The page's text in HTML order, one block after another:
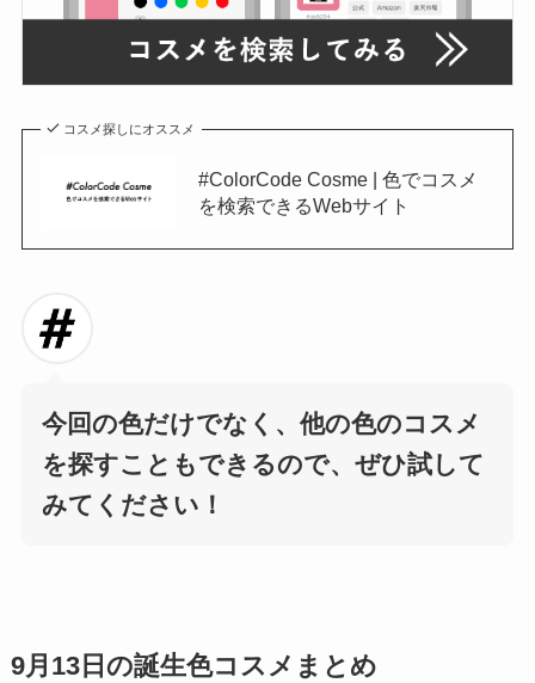
コスメ探しにオススメ
#ColorCode Cosme | 色でコスメ
を検索できるWebサイト
今回の色だけでなく、他の色のコスメ
を探すこともできるので、ぜひ試して
みてください！
9月13日の誕生色コスメまとめ